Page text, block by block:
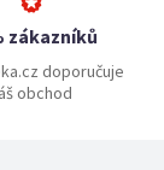
zákazníků
doporučuje
obchod